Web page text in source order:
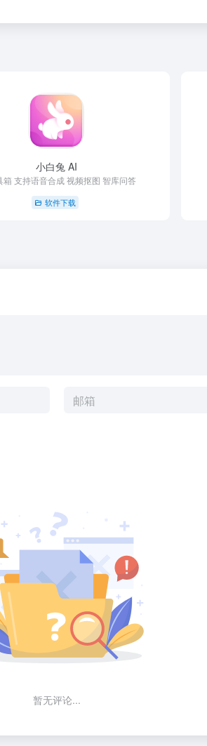
小白兔 AI
箱 支持语音合成 视频抠图 智库问答
软件下载
暂无评论...